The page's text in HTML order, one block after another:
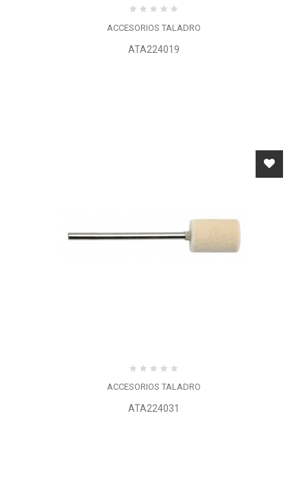
ACCESORIOS TALADRO
ATA224019
ACCESORIOS TALADRO
ATA224031